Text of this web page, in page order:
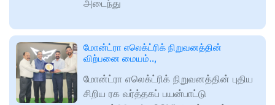
அடைந்து
மோன்ட்ரா எலெக்ட்ரிக் நிறுவனத்தின்
விற்பனை மையம்..,
மோன்ட்ரா எலெக்ட்ரிக் நிறுவனத்தின் புதிய
சிறிய ரக வர்த்தகப் பயன்பாட்டு